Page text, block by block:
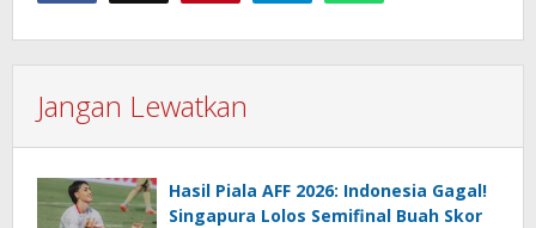
Jangan Lewatkan
Hasil Piala AFF 2026: Indonesia Gagal!
Singapura Lolos Semifinal Buah Skor